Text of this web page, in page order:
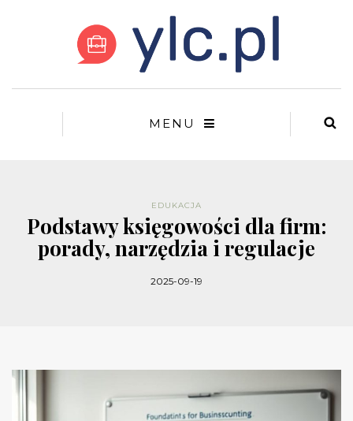
MENU
EDUKACJA
Podstawy księgowości dla firm:
porady, narzędzia i regulacje
2025-09-19